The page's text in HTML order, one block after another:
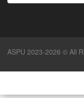
ASPU 2023-2026 © All